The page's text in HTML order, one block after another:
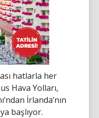
hatlarla her
Hava Yolları,
İrlanda’nın
başlıyor.